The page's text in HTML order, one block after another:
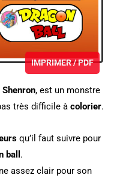
IMPRIMER / PDF
Shenron, est un monstre
très difficile à colorier.
qu’il faut suivre pour
ball .
assez clair pour son